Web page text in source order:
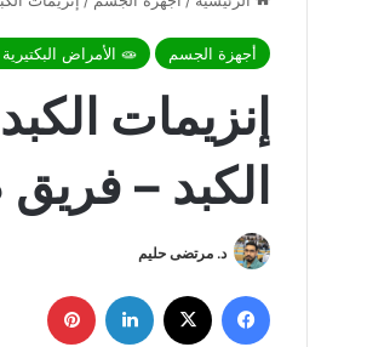
أجهزة الجسم 🧫 الأمراض
إنزيمات
الكبد –
د. مرتضى حليم
فيسبوك لينكدإن